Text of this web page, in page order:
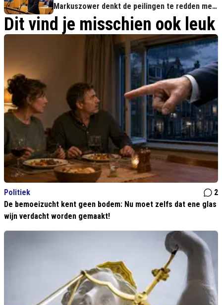
Markuszower denkt de peilingen te redden met
mislukte Rita Verdonk
Dit vind je misschien ook leuk
Politiek
2
De bemoeizucht kent geen bodem: Nu moet zelfs dat ene glas
wijn verdacht worden gemaakt!